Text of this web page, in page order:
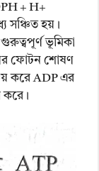
+ H+
সঞ্চিত হয়।
ভূমিকা
ফোটন শোষণ
করে ADP এর
করে।